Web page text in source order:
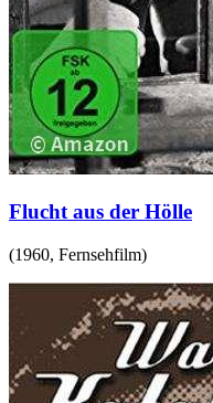
Flucht aus der Hölle
(1960, Fernsehfilm)